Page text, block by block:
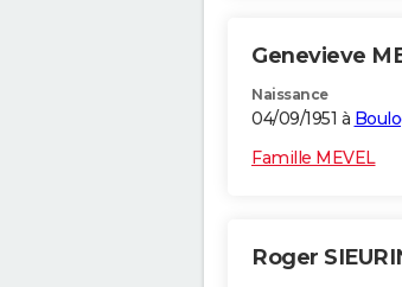
Genevieve
Naissance
04/09/1951 à
Famille MEVEL
Roger